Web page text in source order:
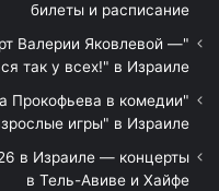
билеты и расписание
Валерии Яковлевой —
так у всех!" в Израиле
Прокофьева в комедии
игры" в Израиле
в Израиле — концерты
в Тель-Авиве и Хайфе